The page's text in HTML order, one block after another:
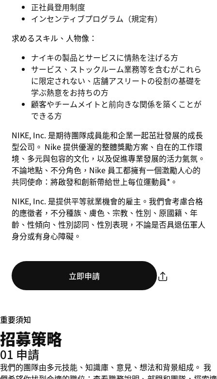
正社員登用制度
インセンティブプログラム（規定有）
求めるスキル、人物像：
ナイキの製品とサービスに情熱を注げる方
サービス、ストックルーム業務等を含むがこれら
に限定されない、店舗アスリートの役割の基礎を
学ぶ熱意をお持ちの方
顧客やチームメイトと前向きな関係を築くことが
できる方
NIKE, Inc. 是期待團隊成員能和企業一起茁壯發展的成長
型公司。 Nike 提供優渥的整體獎勵方案、自在的工作環
境、多元與包容的文化，以及促進專業發展的活力氣氛。
不論地點、不分角色，Nike 員工都擁有一個激勵人心的
共同使命：將啟發和創新帶給世上每位運動員*。
NIKE, Inc. 是提供平等就業機會的雇主。我們會考慮合格
的應徵者，不分種族、膚色、宗教、性別、原國籍、年
齡、性傾向、性別認同、性別表現，不論是否具退伍軍人
身分或有身心障礙。
立即申請
重要須知
招募策略
01 申請
我們的團隊由多元技能、知識庫、意見、想法和背景組成。 我